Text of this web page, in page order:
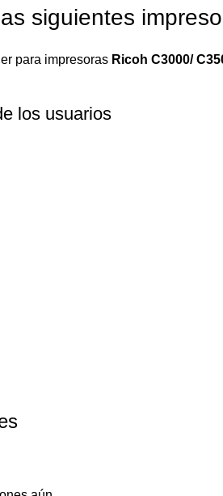
siguientes
para impresoras Ricoh C3000/
los usuarios